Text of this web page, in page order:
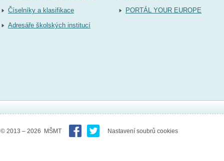
Číselníky a klasifikace
Adresáře školských institucí
PORTÁL YOUR EUROPE
© 2013 – 2026 MŠMT Nastavení soubrů cookies